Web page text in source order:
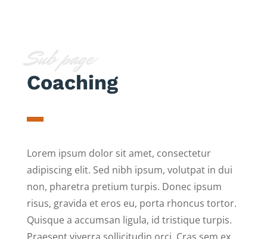
Coaching
Lorem ipsum dolor sit amet, consectetur
adipiscing elit. Sed nibh ipsum, volutpat in dui
non, pharetra pretium turpis. Donec ipsum
risus, gravida et eros eu, porta rhoncus tortor.
Quisque a accumsan ligula, id tristique turpis.